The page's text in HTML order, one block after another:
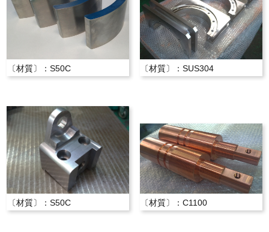
〔材質〕：S50C 〔材質〕：SUS304
〔材質〕：S50C 〔材質〕：C1100